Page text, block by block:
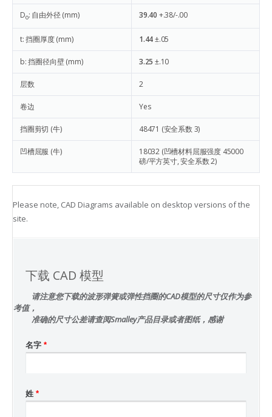
Do: 自由外径 (mm) 39.40 +.38/-.00
t: 挡圈厚度 (mm) 1.44±.05
b: 挡圈径向壁 (mm) 3.25 ±.10
层数 2
卷边 Yes
挡圈剪切 (牛) 48471 (安全系数 3)
凹槽屈服 (牛) 18032 (凹槽材料屈服强度 45000
磅/平方英寸, 安全系数 2)
Please note, CAD Diagrams available on desktop versions of the
site.
下载 CAD 模型
请注意您下载的波形弹簧或弹性挡圈的CAD模型的尺寸仅作为参
考值，
准确的尺寸公差请查阅Smalley产品目录或者图纸，感谢
名字 *
姓 *